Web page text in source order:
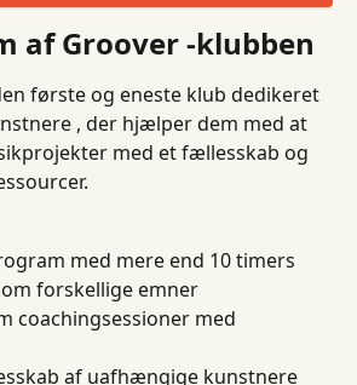
af Groover -klubben
første og eneste klub dedikeret
, der hjælper dem med at
med et fællesskab og
med mere end 10 timers
forskellige emner
coachingsessioner med
af uafhængige kunstnere